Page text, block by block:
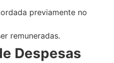
previamente no
remuneradas.
Despesas